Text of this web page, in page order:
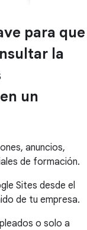
para que
la
un
anuncios,
de formación.
Sites desde el
de tu empresa.
o solo a